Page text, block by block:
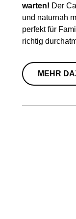
warten! Der
und naturnah
perfekt für
richtig
MEHR